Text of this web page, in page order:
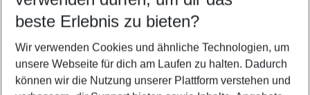
5-8 Nächte
2 Erwachsene Keine Kinder
Mehr Filter anzeigen
beste Erlebnis zu bieten?
Wir verwenden Cookies und ähnliche Technologien, um
unsere Webseite für dich am Laufen zu halten. Dadurch
können wir die Nutzung unserer Plattform verstehen und